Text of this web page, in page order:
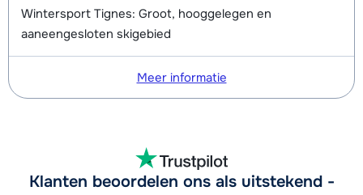
Wintersport Tignes: Groot, hooggelegen en
aaneengesloten skigebied
Meer informatie
Klanten beoordelen ons als uitstekend -